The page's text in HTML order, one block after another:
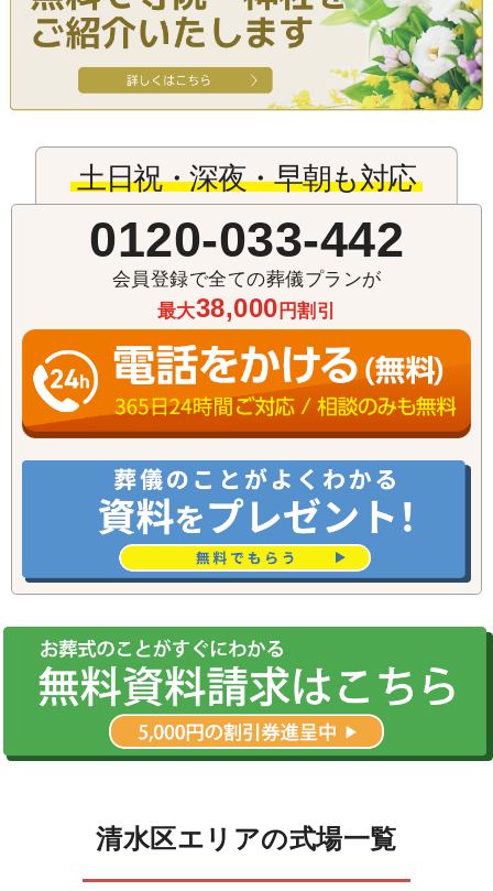
土日祝・深夜・早朝も対応
0120-033-442
会員登録で全ての葬儀プランが
最大38,000 円割引
清水区エリアの式場一覧